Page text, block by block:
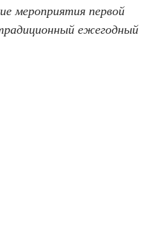
мероприятия первой
ежегодный